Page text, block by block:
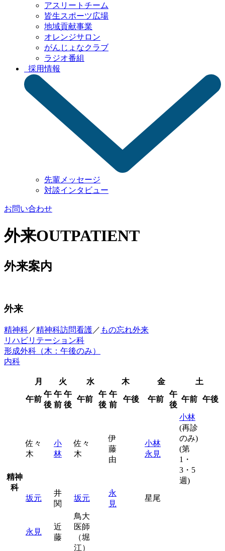
アスリートチーム
皆生スポーツ広場
地域貢献事業
オレンジサロン
がんじょなクラブ
ラジオ番組
採用情報
先輩メッセージ
対談インタビュー
お問い合わせ
外来OUTPATIENT
外来案内
外来
精神科／精神科訪問看護／ もの忘れ外来
リハビリテーション科
形成外科（木：午後のみ）
内科
月 火 水 木 金 土
午前
午
後
午
前
午
後
午前
午
後
午
前
午後 午前
午
後
午前 午後
精神
科
佐々
木
小
林
佐々
木
伊
藤
由
小林
永見
小林
(再診
のみ)
(第
1・
3・5
週)
坂元
井
関
坂元
永
見
星尾
永見
近
藤
鳥大
医師
（堀
江）